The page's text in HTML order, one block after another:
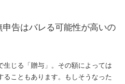
告はバレる可能性が高いの
生じる「贈与」。その額によっては
ることもあります。もしそうなった